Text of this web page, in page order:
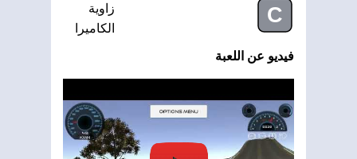
C
زاوية
الكاميرا
فيديو عن اللعبة